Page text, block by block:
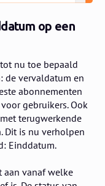
op een
nu toe bepaald
de vervaldatum en
abonnementen
gebruikers. Ook
terugwerkende
Dit is nu verholpen
Einddatum.
aan vanaf welke